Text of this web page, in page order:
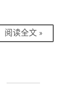
阅读全文 »